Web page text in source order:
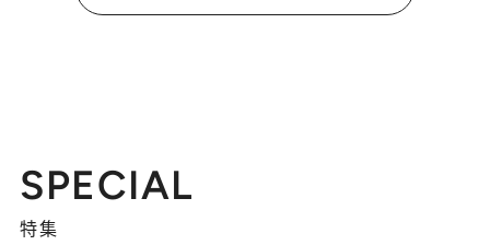
SPECIAL
特集